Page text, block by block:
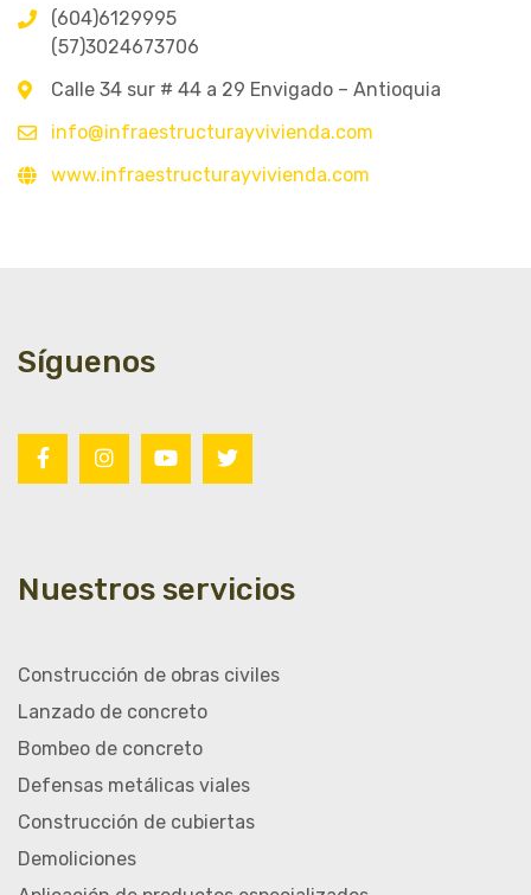
(604)6129995
(57)3024673706
Calle 34 sur # 44 a 29 Envigado – Antioquia
info@infraestructurayvivienda.com
www.infraestructurayvivienda.com
Síguenos
Nuestros servicios
Construcción de obras civiles
Lanzado de concreto
Bombeo de concreto
Defensas metálicas viales
Construcción de cubiertas
Demoliciones